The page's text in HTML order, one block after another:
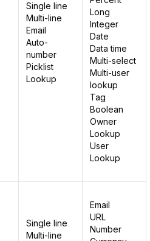
Single line
Multi-line
Email
Auto-
number
Picklist
Lookup
Long
Integer
Date
Data time
Multi-select
Multi-user
lookup
Tag
Boolean
Owner
Lookup
User
Lookup
Single line
Multi-line
Email
URL
Number